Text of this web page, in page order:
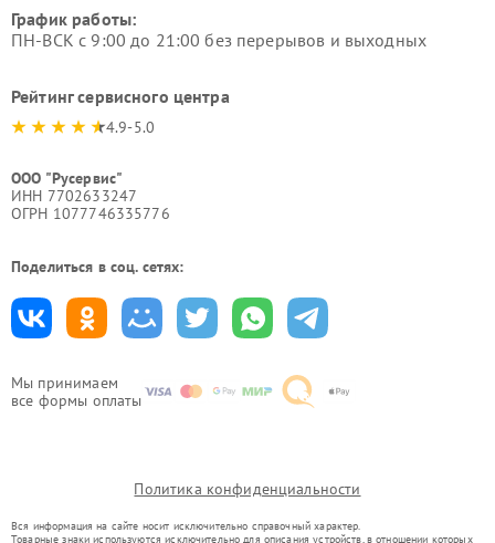
Мы принимаем
все формы оплаты
График работы:
ПН-ВСК с 9:00 до 21:00 без перерывов и выходных
Рейтинг сервисного центра
4.9-5.0
ООО "Русервис"
ИНН 7702633247
ОГРН 1077746335776
Поделиться в соц. сетях:
Политика конфиденциальности
Вся информация на сайте носит исключительно справочный характер.
Товарные знаки используются исключительно для описания устройств, в отношении которых